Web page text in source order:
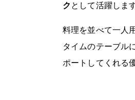
ク として活躍します
料理を並べて一人
タイムのテーブル
ポートしてくれる